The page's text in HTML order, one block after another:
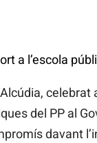
a l’escola
del PP al
davant